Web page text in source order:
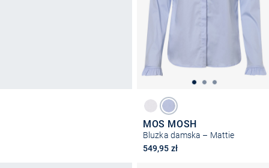
MOS MOSH
Bluzka damska – Mattie
549,95 zł